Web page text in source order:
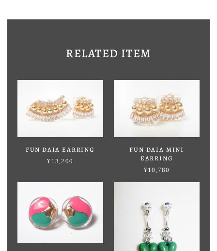
RELATED ITEM
FUN DAIA EARRING
¥13,200
FUN DAIA MINI
EARRING
¥10,780